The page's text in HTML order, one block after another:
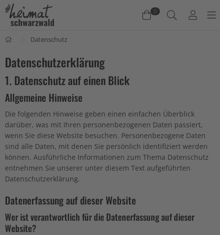
0
Es befinden sich keine Produkte im Warenkorb.
Datenschutz
Datenschutzerklärung
1. Datenschutz auf einen Blick
Allgemeine Hinweise
Die folgenden Hinweise geben einen einfachen Überblick
darüber, was mit Ihren personenbezogenen Daten passiert,
wenn Sie diese Website besuchen. Personenbezogene Daten
sind alle Daten, mit denen Sie persönlich identifiziert werden
können. Ausführliche Informationen zum Thema Datenschutz
entnehmen Sie unserer unter diesem Text aufgeführten
Datenschutzerklärung.
Datenerfassung auf dieser Website
Wer ist verantwortlich für die Datenerfassung auf dieser
Website?